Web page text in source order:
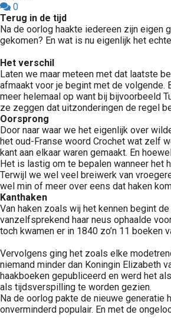
0
Terug in de tijd
Na de oorlog haakte iedereen zijn eigen
gekomen? En wat is nu eigenlijk het
Het verschil
Laten we maar meteen met dat laatste
afmaakt voor je begint met de volgende.
meer helemaal op want bij bijvoorbeeld
ze zeggen dat uitzonderingen de regel
Oorsprong
Door naar waar we het eigenlijk over
het oud-Franse woord Crochet wat zelf
kant aan elkaar waren gemaakt. En
Het is lastig om te bepalen wanneer het
Terwijl we wel veel breiwerk van
wel min of meer over eens dat haken
Kanthaken
Van haken zoals wij het kennen begint
vanzelfsprekend haar neus ophaalde
toch kwamen er in 1840 zo’n 11 boeken
Vervolgens ging het zoals elke
niemand minder dan Koningin Elizabeth
haakboeken gepubliceerd en werd het
als tijdsverspilling te worden gezien.
Na de oorlog pakte de nieuwe generatie
onverminderd populair. En met de